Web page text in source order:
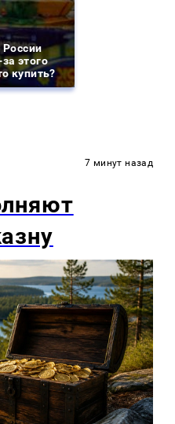
России
этого
купить?
7 минут назад